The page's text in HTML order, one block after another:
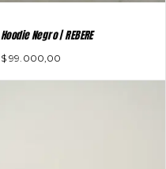
Hoodie Negro | REBERE
$ 99.000,00